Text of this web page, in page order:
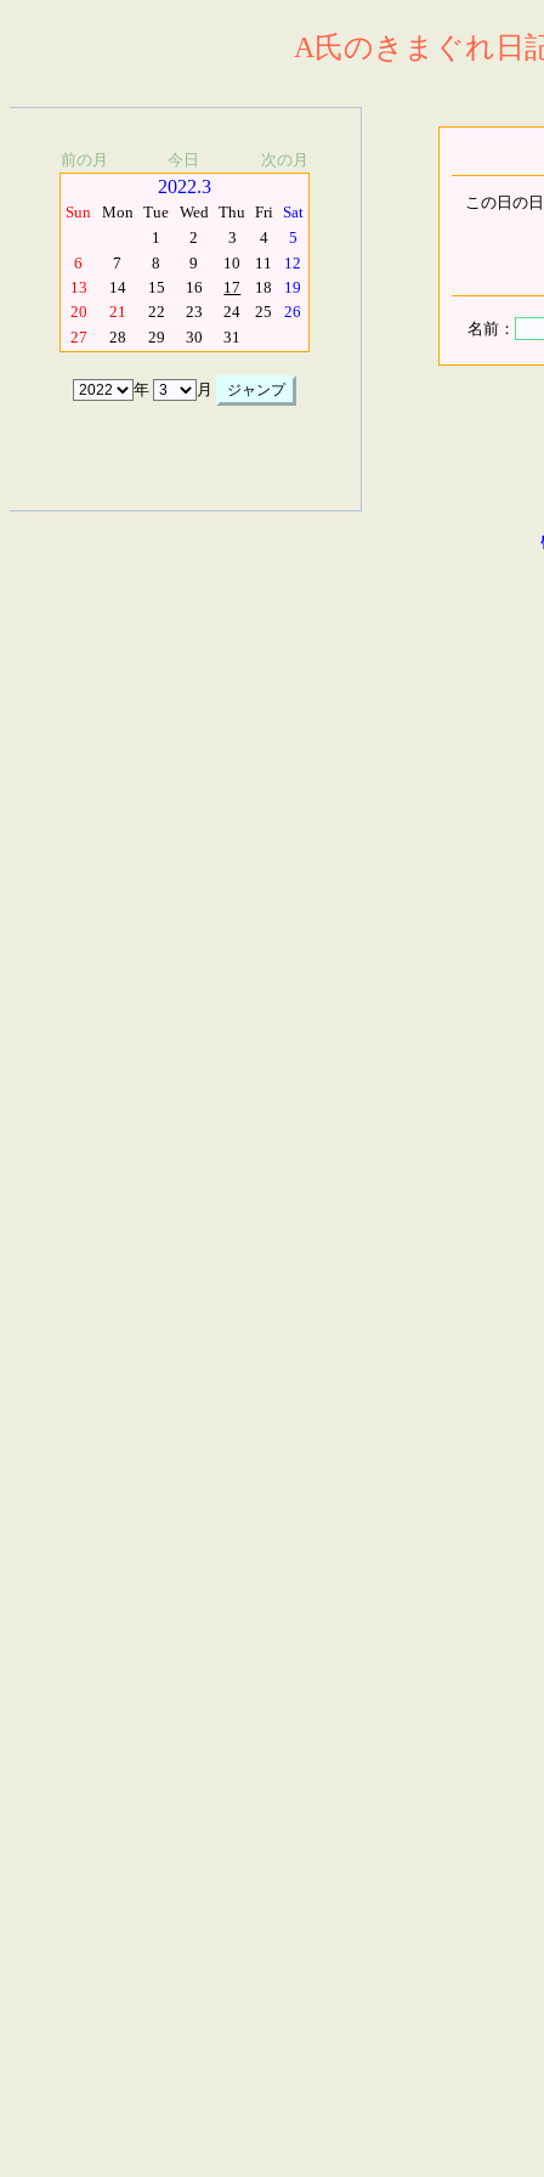
A氏のきまぐれ日
前の月 今日 次の月
2022.3
Sun Mon Tue Wed Thu Fri Sat
1
2 3 4
5
6
7 8 9 10 11
12
13
14 15 16 17 18
19
20
21 22 23 24 25
26
27
28 29 30 31
年 月
この日の
名前：